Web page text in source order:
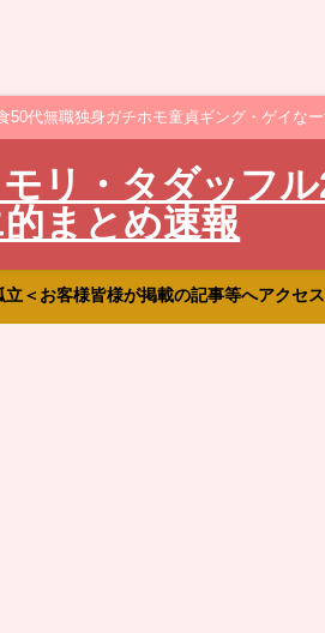
50代無職独身ガチホモ童貞ギング・ゲイな
リ・タダッフ
まとめ速報
立＜お客様皆様が掲載の記事等へアクセ